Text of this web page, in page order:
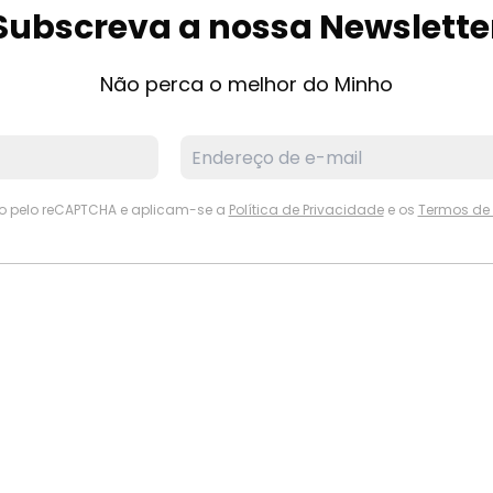
a nossa
Não perca o melhor do Minho
pelo reCAPTCHA e aplicam-se a Política de Privacidadee os Termos de